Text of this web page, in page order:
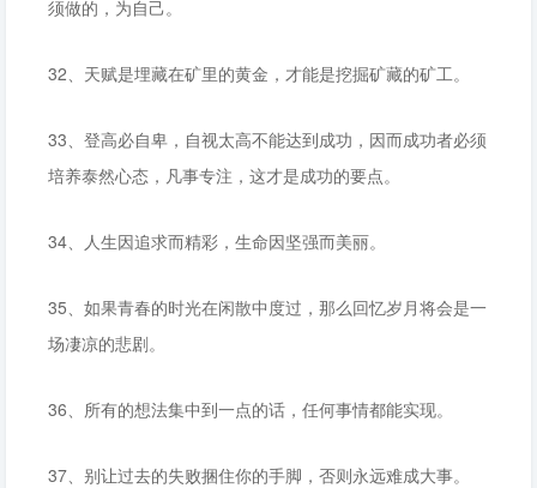
须做的，为自己。
32、天赋是埋藏在矿里的黄金，才能是挖掘矿藏的矿工。
33、登高必自卑，自视太高不能达到成功，因而成功者必须
培养泰然心态，凡事专注，这才是成功的要点。
34、人生因追求而精彩，生命因坚强而美丽。
35、如果青春的时光在闲散中度过，那么回忆岁月将会是一
场凄凉的悲剧。
36、所有的想法集中到一点的话，任何事情都能实现。
37、别让过去的失败捆住你的手脚，否则永远难成大事。